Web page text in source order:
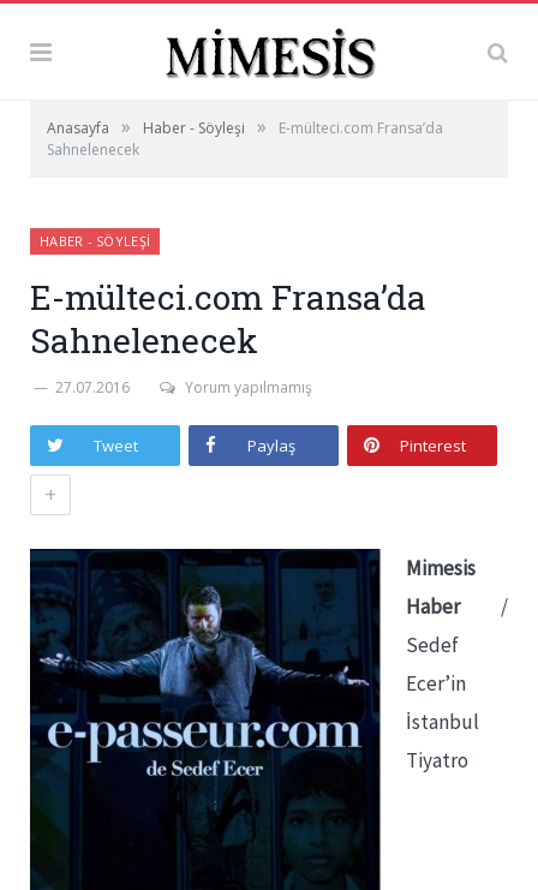
Anasayfa » Haber - Söyleşi »
E-mülteci.com Fransa’da
Sahnelenecek
HABER - SÖYLEŞI
E-mülteci.com Fransa’da
Sahnelenecek
27.07.2016 Yorum yapılmamış
Tweet Paylaş Pinterest
+
Mimesis
Haber/
Sedef
Ecer’in
İstanbul
Tiyatro